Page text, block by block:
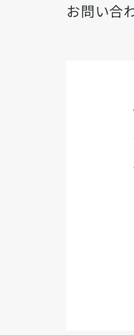
お問い合